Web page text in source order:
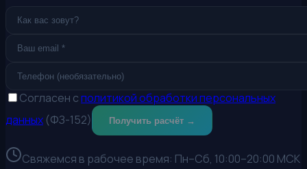
Согласен сполитикой обработки персональных
данных (ФЗ-152) Получить расчёт →
Свяжемся в рабочее время: Пн–Сб, 10:00–20:00 МСК